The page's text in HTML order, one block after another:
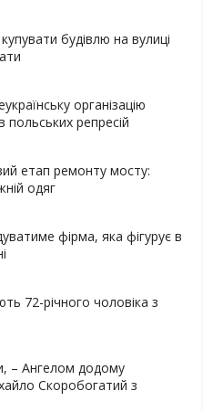
будівлю на вулиці
організацію
польських репресій
етап ремонту мосту:
одяг
фірма, яка фігурує в
72-річного чоловіка з
– Ангелом додому
Скоробогатий з